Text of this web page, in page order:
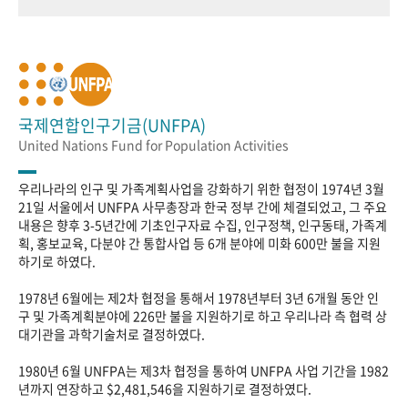
국제연합인구기금(UNFPA)
United Nations Fund for Population Activities
우리나라의 인구 및 가족계획사업을 강화하기 위한 협정이 1974년 3월
21일 서울에서 UNFPA 사무총장과 한국 정부 간에 체결되었고, 그 주요
내용은 향후 3-5년간에 기초인구자료 수집, 인구정책, 인구동태, 가족계
획, 홍보교육, 다분야 간 통합사업 등 6개 분야에 미화 600만 불을 지원
하기로 하였다.
1978년 6월에는 제2차 협정을 통해서 1978년부터 3년 6개월 동안 인
구 및 가족계획분야에 226만 불을 지원하기로 하고 우리나라 측 협력 상
대기관을 과학기술처로 결정하였다.
1980년 6월 UNFPA는 제3차 협정을 통하여 UNFPA 사업 기간을 1982
년까지 연장하고 $2,481,546을 지원하기로 결정하였다.